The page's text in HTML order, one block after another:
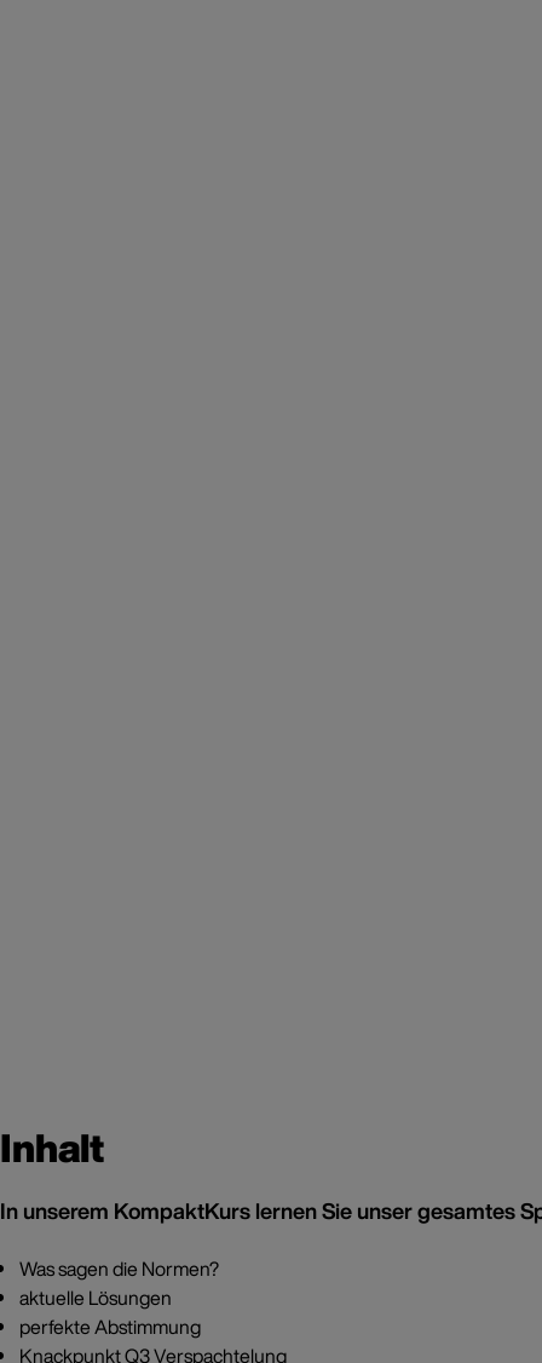
Inhalt
In unserem KompaktKurs lernen Sie unser gesamtes
Was sagen die Normen?
aktuelle Lösungen
perfekte Abstimmung
Knackpunkt Q3 Verspachtelung